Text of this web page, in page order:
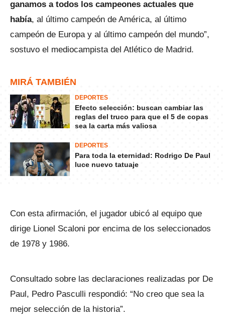
ganamos a todos los campeones actuales que
había, al último campeón de América, al último
campeón de Europa y al último campeón del mundo”,
sostuvo el mediocampista del Atlético de Madrid.
MIRÁ TAMBIÉN
DEPORTES
Efecto selección: buscan cambiar las
reglas del truco para que el 5 de copas
sea la carta más valiosa
DEPORTES
Para toda la eternidad: Rodrigo De Paul
luce nuevo tatuaje
Con esta afirmación, el jugador ubicó al equipo que
dirige Lionel Scaloni por encima de los seleccionados
de 1978 y 1986.
Consultado sobre las declaraciones realizadas por De
Paul, Pedro Pasculli respondió: “No creo que sea la
mejor selección de la historia”.